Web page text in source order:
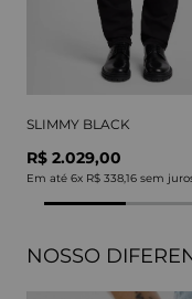
SLIMMY BLACK
R$ 2.029,00
Em até 6x R$ 338,16 sem
NOSSO